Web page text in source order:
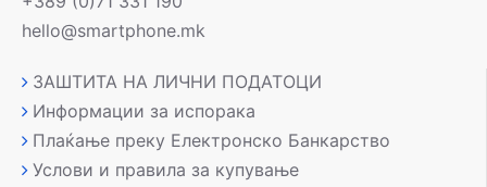
hello@smartphone.mk
ЗАШТИТА НА ЛИЧНИ ПОДАТОЦИ
Информации за испорака
Плаќање преку Електронско Банкарство
Услови и правила за купување